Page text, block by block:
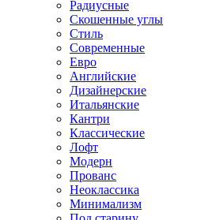
Радиусные
Скошенные углы
Стиль
Современные
Евро
Английские
Дизайнерские
Итальянские
Кантри
Классические
Лофт
Модерн
Прованс
Неоклассика
Минимализм